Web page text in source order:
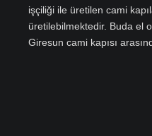
işçiliği ile üretilen cami
üretilebilmektedir. Buda el
Giresun cami kapısı